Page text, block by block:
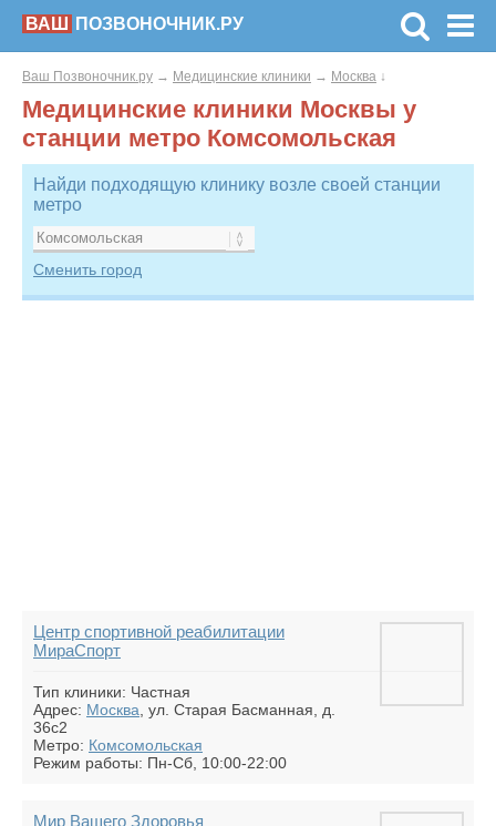
Ваш Позвоночник.ру → Медицинские клиники → Москва ↓
Медицинские клиники Москвы у
станции метро Комсомольская
Найди подходящую клинику возле своей станции
метро
Сменить город
Центр спортивной реабилитации
МираСпорт
Тип клиники: Частная
Адрес: Москва , ул. Старая Басманная, д.
36с2
Метро: Комсомольская
Режим работы: Пн-Сб, 10:00-22:00
Мир Вашего Здоровья
ВАШ ПОЗВОНОЧНИК.РУ